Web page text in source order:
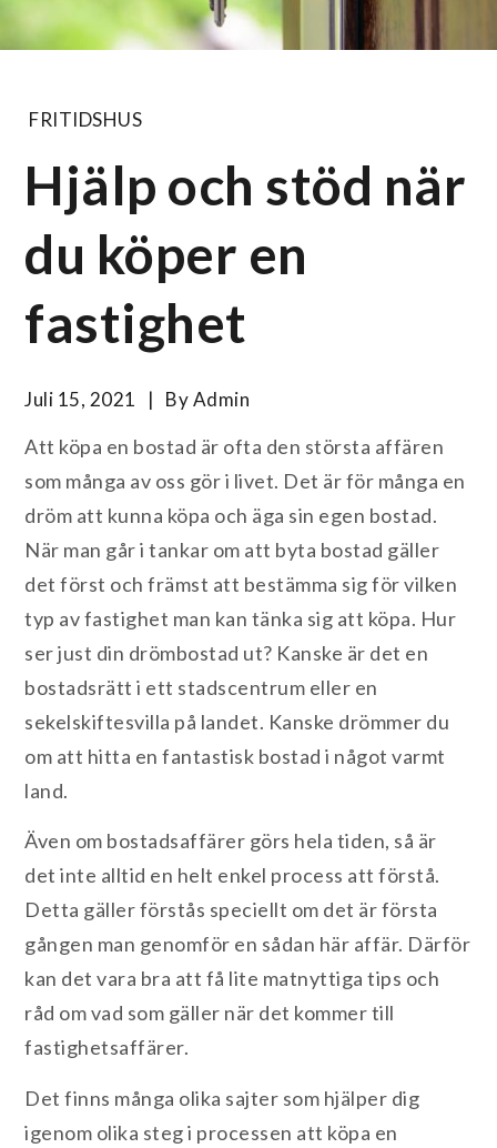
FRITIDSHUS
Hjälp och stöd när
du köper en
fastighet
Juli 15, 2021 ByAdmin
Att köpa en bostad är ofta den största affären
som många av oss gör i livet. Det är för många en
dröm att kunna köpa och äga sin egen bostad.
När man går i tankar om att byta bostad gäller
det först och främst att bestämma sig för vilken
typ av fastighet man kan tänka sig att köpa. Hur
ser just din drömbostad ut? Kanske är det en
bostadsrätt i ett stadscentrum eller en
sekelskiftesvilla på landet. Kanske drömmer du
om att hitta en fantastisk bostad i något varmt
land.
Även om bostadsaffärer görs hela tiden, så är
det inte alltid en helt enkel process att förstå.
Detta gäller förstås speciellt om det är första
gången man genomför en sådan här affär. Därför
kan det vara bra att få lite matnyttiga tips och
råd om vad som gäller när det kommer till
fastighetsaffärer.
Det finns många olika sajter som hjälper dig
igenom olika steg i processen att köpa en